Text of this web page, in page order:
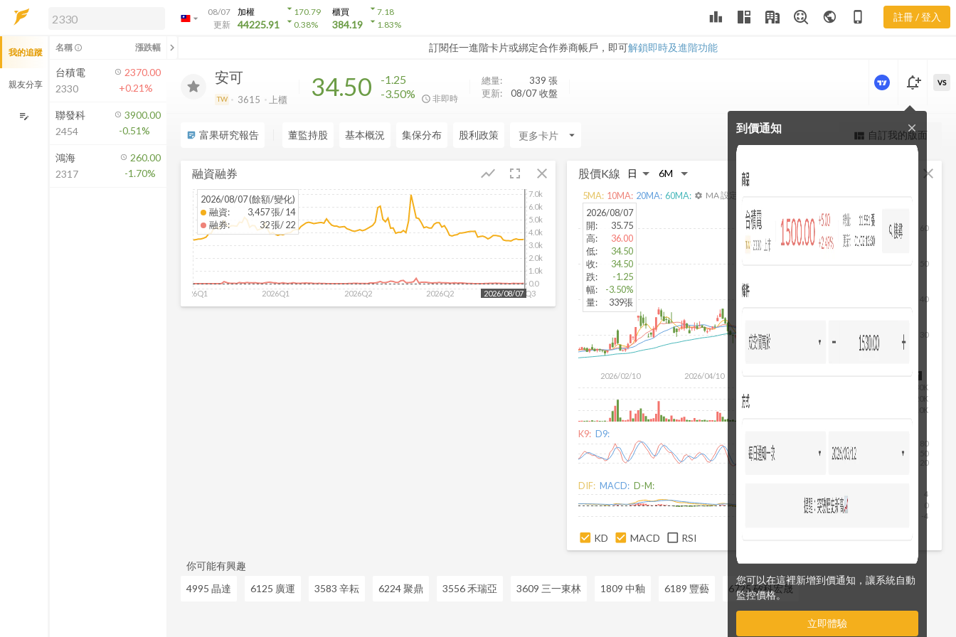
arrow_drop_down
08/07
更新
加權
44225.91
arrow_drop_down170.79
arrow_drop_down0.38%
櫃買
384.19
arrow_drop_down7.18
arrow_drop_down1.83% leaderboard public phone_iphone 註冊 / 登入
訂閱任一進階卡片或綁定合作券商帳戶，即可解鎖即時及進階功能
解鎖即時行情及進階功能
方案」，即可解鎖以下功能：
即時行情
即時市況與排行
成交金額熱力圖
前往方案訂閱
如何綁定合作券商
券
安可
TW 3615 上櫃 34.50
-1.25
-3.50%
非即時
總量: 339 張
更新:
08/07 收盤
更強大的進階價量圖表
notification_add
到價通知
您可以在這裡新增到價通知，讓系統自動
監控價格。
立即體驗
close
VS
sticky_note_2 富果研究報告 董監持股 基本概況 集保分布 股利政策 arrow_drop_down view_quilt 自訂我的版面
融資融券 fullscreen close
show_chart
2026Q1 2026Q1 2026Q2 2026Q2 2026Q3
0.0
1.0k
2.0k
3.0k
4.0k
5.0k
6.0k
7.0k
2026/08/07
2026/08/07 (餘額/變化)
融資:
3,457 張/ 14
融券: 32 張/ 22
股價K線 close
2026/02/10 2026/04/10
30
40
50
60
2026/08/07
10K
20K
30K
2026/08/07
開:
35.75
高:
36.00
低:
34.50
收:
34.50
跌:
-1.25
幅:
-3.50%
量: 339張
5MA: 10MA: 20MA: 60MA: settings MA 設定
K9: D9:
20
50
80
DIF: MACD: D-M:
-4
0
4
KD MACD RSI
你可能有興趣
4995 晶達
6125 廣運 3583 辛耘 6224 聚鼎 3556 禾瑞亞 3609 三一東林 1809 中釉 6189 豐藝 6725 矽科宏晟
我的追蹤
親友分享
edit_note
名稱 info_outline 漲跌幅 chevron_left
台積電
2330
2370.00
+0.21%
聯發科
2454
3900.00
-0.51%
鴻海
2317
260.00
-1.70%